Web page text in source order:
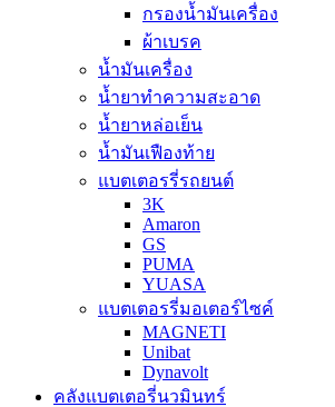
กรองน้ำมันเครื่อง
ผ้าเบรค
น้ำมันเครื่อง
น้ำยาทำความสะอาด
น้ำยาหล่อเย็น
น้ำมันเฟืองท้าย
แบตเตอรรี่รถยนต์
3K
Amaron
GS
PUMA
YUASA
แบตเตอรรี่มอเตอร์ไซค์
MAGNETI
Unibat
Dynavolt
คลังแบตเตอรี่นวมินทร์